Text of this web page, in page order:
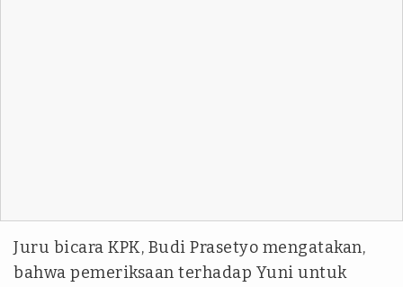
Juru bicara KPK, Budi Prasetyo mengatakan,
bahwa pemeriksaan terhadap Yuni untuk